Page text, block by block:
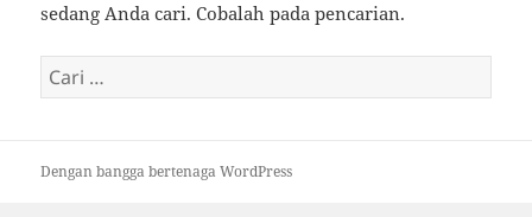
sedang Anda cari. Cobalah pada pencarian.
Cari
untuk:
Dengan bangga bertenaga WordPress